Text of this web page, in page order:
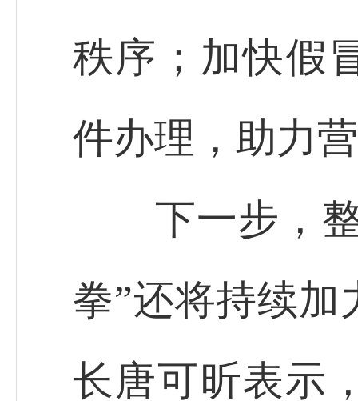
秩序；加快假
件办理，助力
下一步，整
拳”还将持续
长唐可昕表示